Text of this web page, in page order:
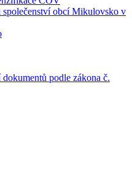
společenství obcí Mikulovsko v
podle zákona č.